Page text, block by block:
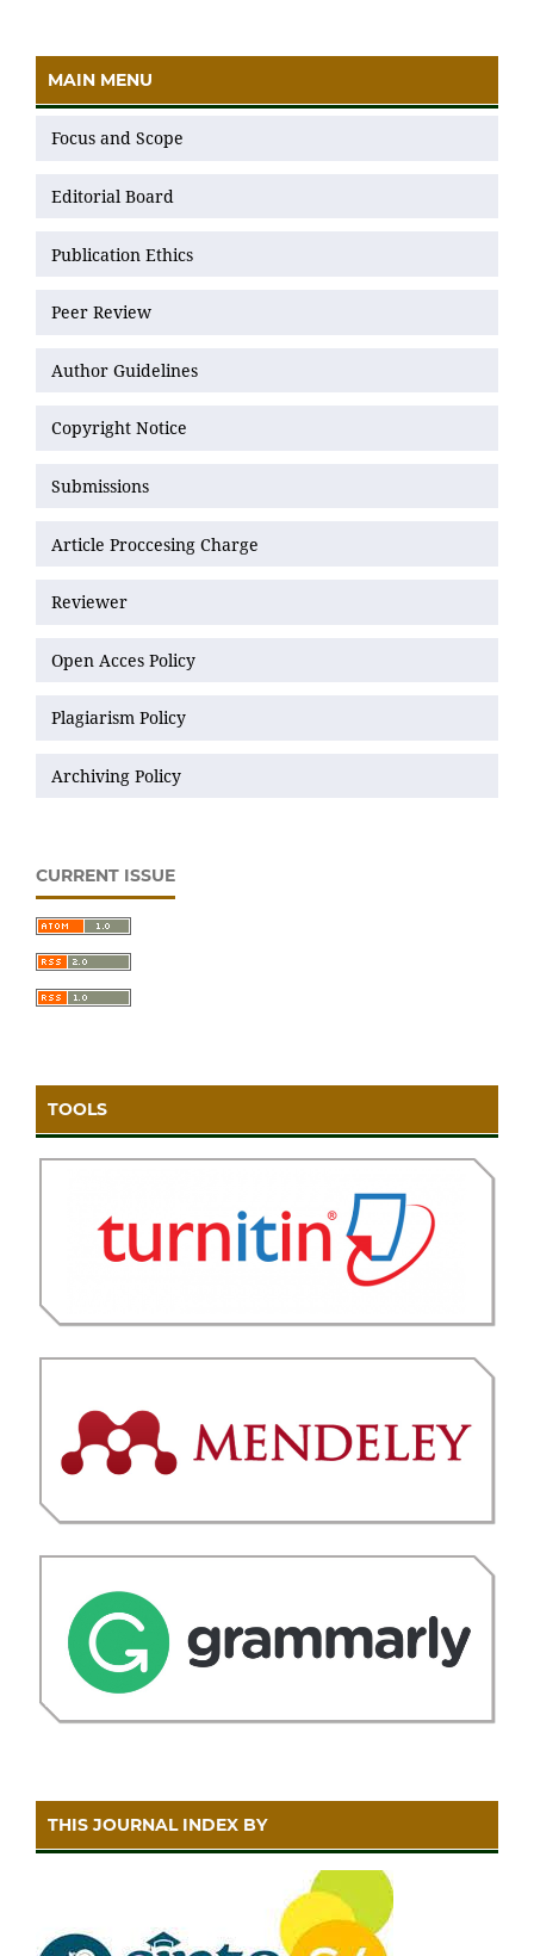
MAIN MENU
Focus and Scope
Editorial Board
Publication Ethics
Peer Review
Author Guidelines
Copyright Notice
Submissions
Article Proccesing Charge
Reviewer
Open Acces Policy
Plagiarism Policy
Archiving Policy
CURRENT ISSUE
TOOLS
THIS JOURNAL INDEX BY